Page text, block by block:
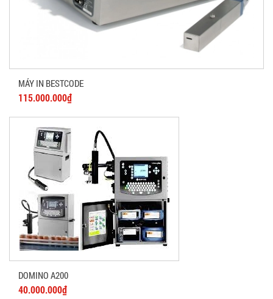
MÁY IN BESTCODE
115.000.000₫
DOMINO A200
40.000.000₫